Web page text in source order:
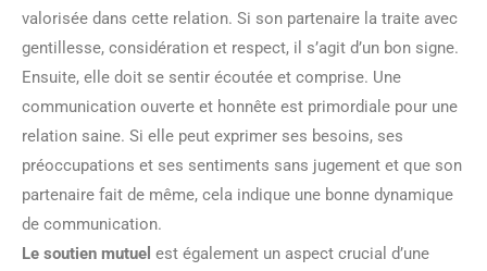
valorisée dans cette relation. Si son partenaire la traite avec
gentillesse, considération et respect, il s’agit d’un bon signe.
Ensuite, elle doit se sentir écoutée et comprise. Une
communication ouverte et honnête est primordiale pour une
relation saine. Si elle peut exprimer ses besoins, ses
préoccupations et ses sentiments sans jugement et que son
partenaire fait de même, cela indique une bonne dynamique
de communication.
Le soutien mutuel est également un aspect crucial d’une